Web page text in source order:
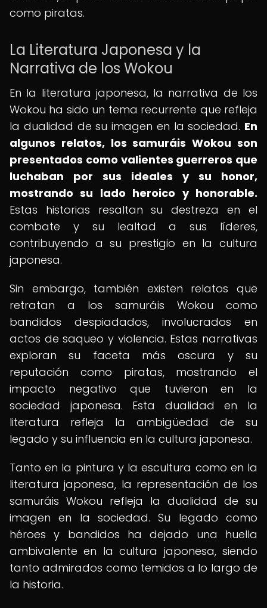
como piratas.
La Literatura Japonesa y la
Narrativa de los Wokou
En la literatura japonesa, la narrativa de los
Wokou ha sido un tema recurrente que refleja
la dualidad de su imagen en la sociedad. En
algunos relatos, los samuráis Wokou son
presentados como valientes guerreros que
luchaban por sus ideales y su honor,
mostrando su lado heroico y honorable.
Estas historias resaltan su destreza en el
combate y su lealtad a sus líderes,
contribuyendo a su prestigio en la cultura
japonesa.
Sin embargo, también existen relatos que
retratan a los samuráis Wokou como
bandidos despiadados, involucrados en
actos de saqueo y violencia. Estas narrativas
exploran su faceta más oscura y su
reputación como piratas, mostrando el
impacto negativo que tuvieron en la
sociedad japonesa. Esta dualidad en la
literatura refleja la ambigüedad de su
legado y su influencia en la cultura japonesa.
Tanto en la pintura y la escultura como en la
literatura japonesa, la representación de los
samuráis Wokou refleja la dualidad de su
imagen en la sociedad. Su legado como
héroes y bandidos ha dejado una huella
ambivalente en la cultura japonesa, siendo
tanto admirados como temidos a lo largo de
la historia.